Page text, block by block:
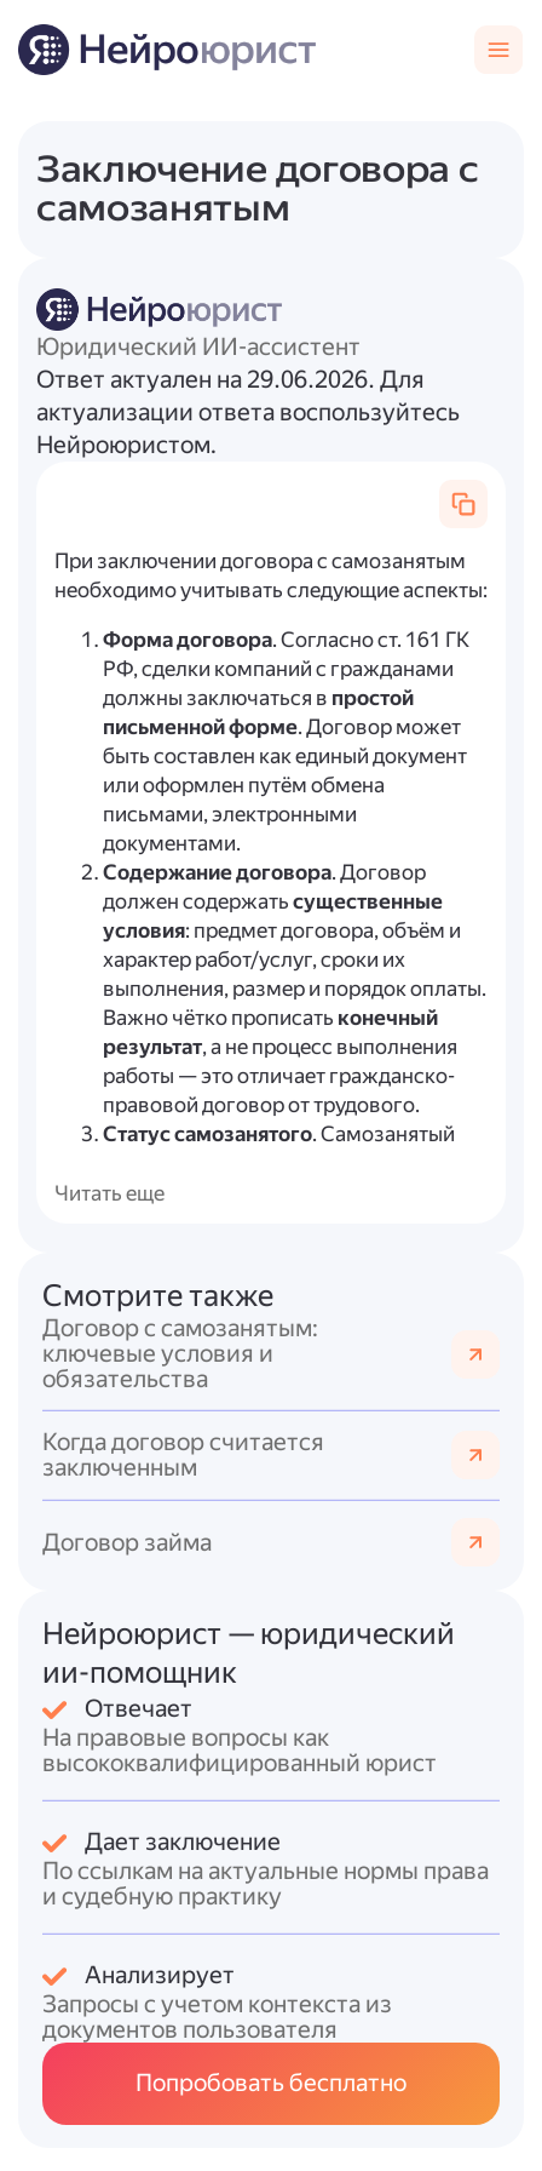
Заключение договора с
самозанятым
Юридический ИИ-ассистент
Ответ актуален на 29.06.2026. Для
актуализации ответа воспользуйтесь
Нейроюристом.
При заключении договора с самозанятым
необходимо учитывать следующие аспекты:
Форма договора. Согласно ст. 161 ГК
РФ, сделки компаний с гражданами
должны заключаться в простой
письменной форме. Договор может
быть составлен как единый документ
или оформлен путём обмена
письмами, электронными
документами.
Содержание договора. Договор
должен содержать существенные
условия: предмет договора, объём и
характер работ/услуг, сроки их
выполнения, размер и порядок оплаты.
Важно чётко прописать конечный
результат, а не процесс выполнения
работы — это отличает гражданско-
правовой договор от трудового.
Статус самозанятого. Самозанятый
качестве плательщика налога на
увольнения прошло менее двух лет.
Ограничения по видам деятельности
Не все виды деятельности подходят
под режим НПД (например,
Чек от самозанятого. По письму
Минфина от 03.07.2024 № 03-11-
чек при получении оплаты. Без чека
Риски переквалификации . Суды и
налоговые органы анализируют
содержание договора и фактические
отношения сторон. Признаки трудовых
отношений, которые могут привести к
переквалификации:
систематическое выполнение
однотипных работ с регулярной
оплатой;
подчинение правилам внутреннего
труда (оборудование, материалы);
график работы, установленный
заказчиком;
самостоятельности у исполнителя.
Новые требования с 2026 года. С 1
Читать еще
Смотрите также
Договор с самозанятым:
ключевые условия и
обязательства
Когда договор считается
заключенным
Договор займа
Нейроюрист — юридический
ии-помощник
Отвечает
На правовые вопросы как
высококвалифицированный юрист
Дает заключение
По ссылкам на актуальные нормы права
и судебную практику
Анализирует
Запросы с учетом контекста из
документов пользователя
Попробовать бесплатно